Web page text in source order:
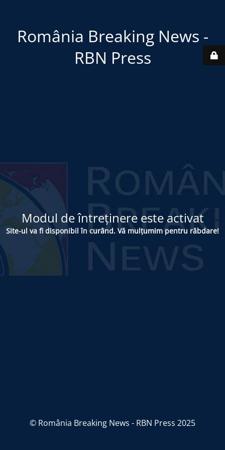
România Breaking News -
RBN Press
Modul de întreținere este activat
Site-ul va fi disponibil în curând. Vă mulțumim pentru răbdare!
© România Breaking News - RBN Press 2025